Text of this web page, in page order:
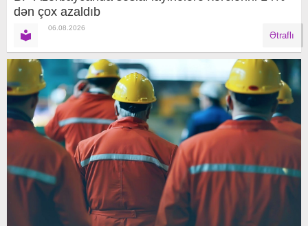
dən çox azaldıb
06.08.2026
Ətraflı